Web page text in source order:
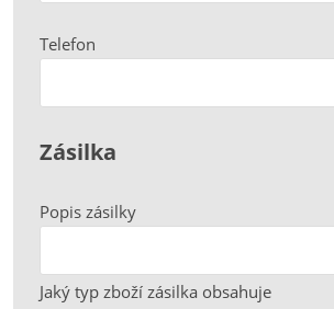
Telefon
Zásilka
Popis zásilky
Jaký typ zboží zásilka obsahuje